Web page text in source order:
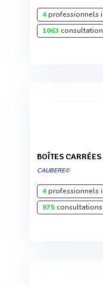
4professionnels
1063
BOÎTES
CAUBERE©
4professionnels
975